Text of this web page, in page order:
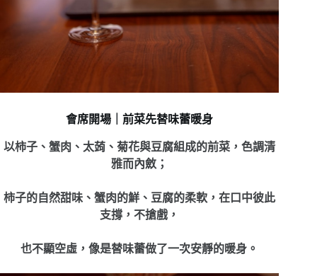
會席開場｜前菜先替味蕾暖身
以柿子、蟹肉、太蒟、菊花與豆腐組成的前菜，色調清
雅而內斂；
柿子的自然甜味、蟹肉的鮮、豆腐的柔軟，在口中彼此
支撐，不搶戲，
也不顯空虛，像是替味蕾做了一次安靜的暖身。